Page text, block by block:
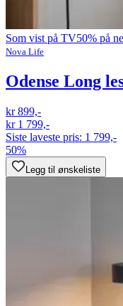
Som vist på TV50% på
Nova Life
Odense Long
kr 899,-
kr 1 799,-
Siste laveste pris: 1 799,-
50%
Legg til ønskeliste